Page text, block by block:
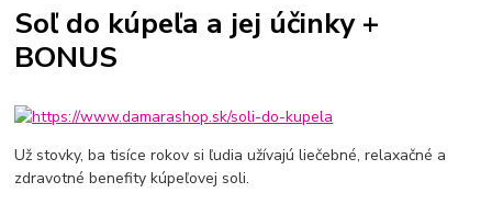
Soľ do kúpeľa a jej účinky +
BONUS
Už stovky, ba tisíce rokov si ľudia užívajú liečebné, relaxačné a
zdravotné benefity kúpeľovej soli.